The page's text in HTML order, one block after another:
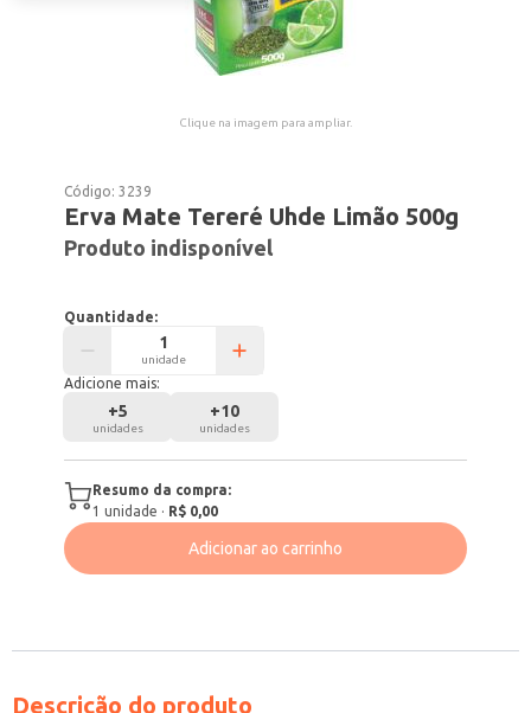
Clique na imagem para ampliar.
Código:3239
Erva Mate Tereré Uhde Limão 500g
Produto indisponível
Quantidade:
unidade
Adicione mais:
+5
unidades
+10
unidades
Resumo da compra:
1 unidade · R$ 0,00
Adicionar ao carrinho
Descrição do produto